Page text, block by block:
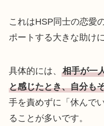
これはHSP同士の恋愛
ポートする大きな助け
具体的には、 相手が一
と感じたとき、自分も
手を責めずに「休んで
ることが多いです。